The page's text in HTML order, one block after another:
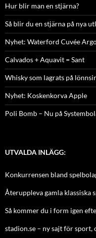
Hur blir man en stjärna?
Så blir du en stjärna på nya
Nyhet: Waterford Cuvée
Calvados + Aquavit = Sant
Whisky som lagrats på
Nyhet: Koskenkorva Apple
Poli Bomb – Nu på
UTVALDA INLÄGG:
Konkurrensen bland
Återuppleva gamla klassiska
Så kommer du i form igen
stadion.se – ny sajt för sport,